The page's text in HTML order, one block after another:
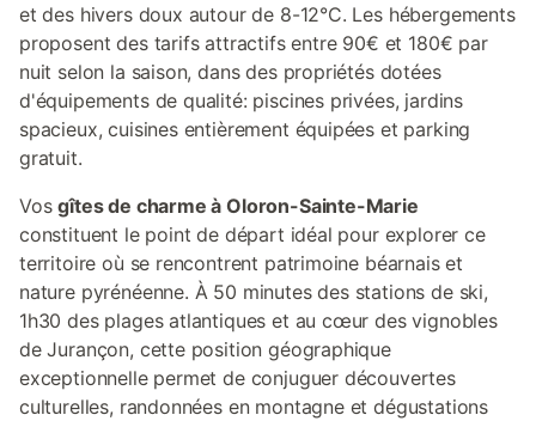
et des hivers doux autour de 8-12°C. Les hébergements
proposent des tarifs attractifs entre 90€ et 180€ par
nuit selon la saison, dans des propriétés dotées
d'équipements de qualité: piscines privées, jardins
spacieux, cuisines entièrement équipées et parking
gratuit.
Vosgîtes de charme à Oloron-Sainte-Marie
constituent le point de départ idéal pour explorer ce
territoire où se rencontrent patrimoine béarnais et
nature pyrénéenne. À 50 minutes des stations de ski,
1h30 des plages atlantiques et au cœur des vignobles
de Jurançon, cette position géographique
exceptionnelle permet de conjuguer découvertes
culturelles, randonnées en montagne et dégustations